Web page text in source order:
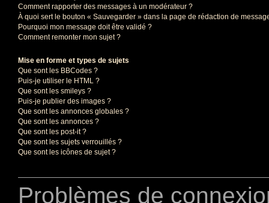
Comment rapporter des messages à un modérateur ?
À quoi sert le bouton « Sauvegarder » dans la page de rédaction de
Pourquoi mon message doit être validé ?
Comment remonter mon sujet ?
Mise en forme et types de sujets
Que sont les BBCodes ?
Puis-je utiliser le HTML ?
Que sont les smileys ?
Puis-je publier des images ?
Que sont les annonces globales ?
Que sont les annonces ?
Que sont les post-it ?
Que sont les sujets verrouillés ?
Que sont les icônes de sujet ?
Problèmes de